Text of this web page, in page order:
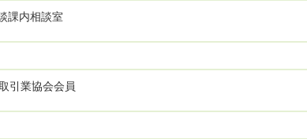
課内相談室
引業協会会員